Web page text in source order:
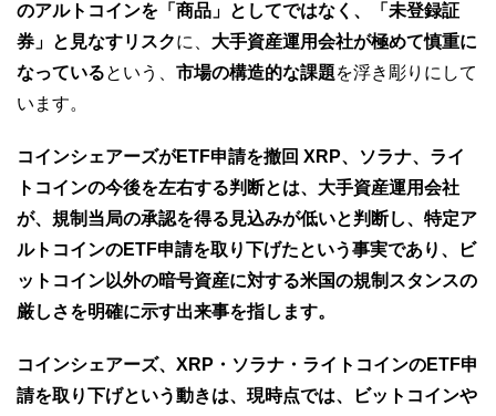
のアルトコインを「商品」としてではなく、「未登録証
券」と見なすリスクに、 大手資産運用会社が極めて慎重に
なっているという、 市場の構造的な課題を浮き彫りにして
います。
コインシェアーズがETF申請を撤回 XRP、ソラナ、ライ
トコインの今後を左右する判断とは、大手資産運用会社
が、規制当局の承認を得る見込みが低いと判断し、特定ア
ルトコインのETF申請を取り下げたという事実であり、ビ
ットコイン以外の暗号資産に対する米国の規制スタンスの
厳しさを明確に示す出来事を指します。
コインシェアーズ、XRP・ソラナ・ライトコインのETF申
請を取り下げという動きは、現時点では、ビットコインや